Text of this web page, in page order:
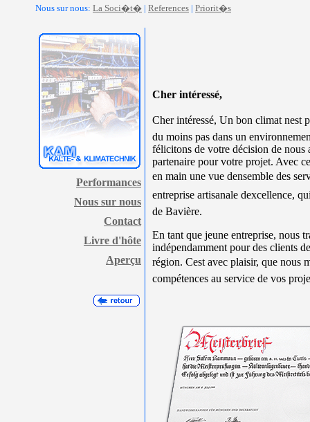
Nous sur nous: La Soci�t� | References | Priorit�s
Performances
Nous sur nous
Contact
Livre d'hôte
Aperçu
Cher intéressé,
Cher intéressé, Un bon climat nest
du moins pas dans un
félicitons de votre décision de nous
partenaire pour votre projet. Avec
en main une vue densemble des
entreprise artisanale dexcellence,
de Bavière.
En tant que jeune entreprise, nous
indépendamment pour des clients
région. Cest avec plaisir, que nous
compétences au service de vos